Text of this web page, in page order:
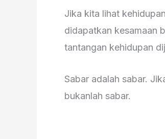
Jika kita lihat
didapatkan kesamaan
tantangan kehidupan
Sabar adalah sabar.
bukanlah sabar.